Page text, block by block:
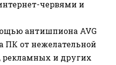
червями и
антишпиона AVG
ПК от нежелательной
рекламных и других